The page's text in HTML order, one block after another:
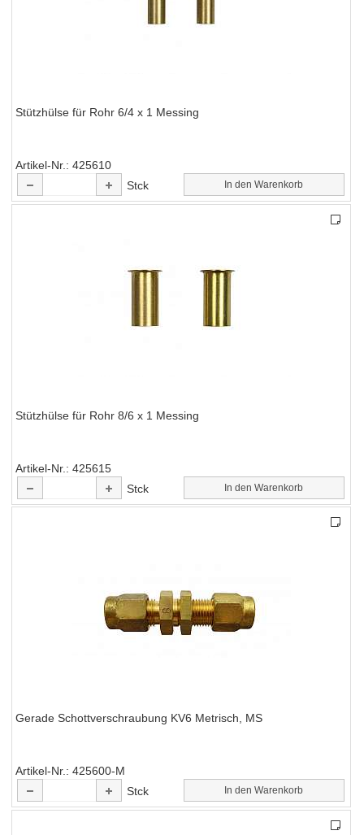
Stützhülse für Rohr 6/4 x 1 Messing
Artikel-Nr. 425610
Stck
In den Warenkorb
Stützhülse für Rohr 8/6 x 1 Messing
Artikel-Nr.
425615
Stck
In den Warenkorb
Gerade Schottverschraubung KV6 Metrisch, MS
Artikel-Nr. 425600-M
Stck
In den Warenkorb